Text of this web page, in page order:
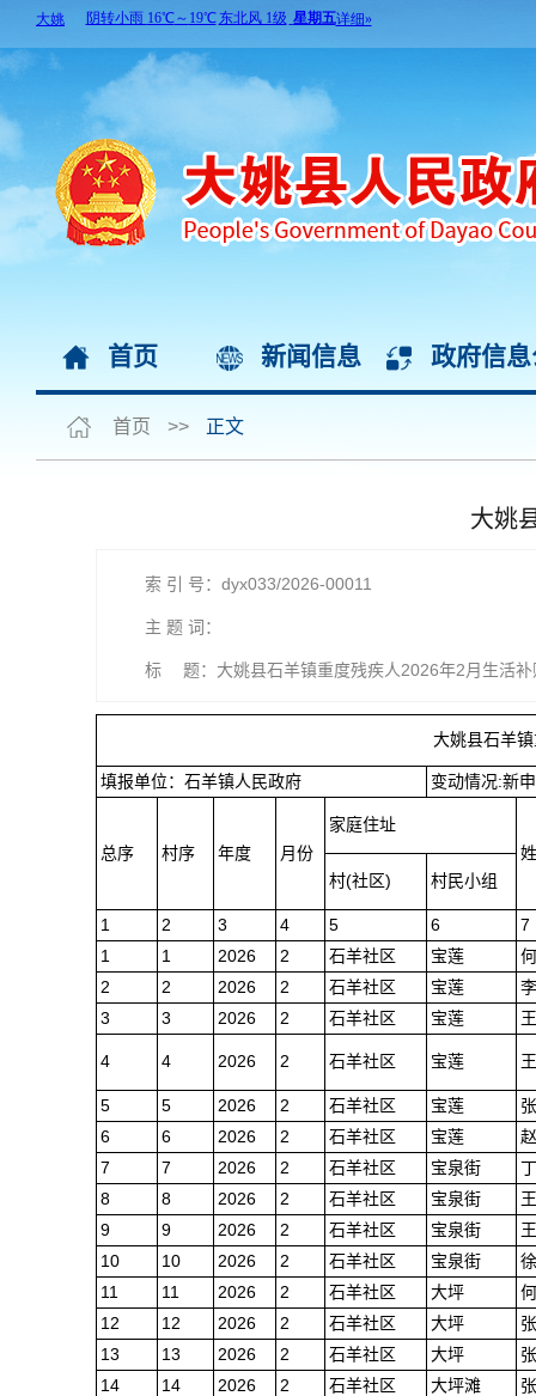
首页 新闻信息 政府信
首页 >> 正文
大姚
索 引 号：dyx033/2026-00011
主 题 词：
标 题：大姚县石羊镇重度残疾人2026年2月生活补
大姚县石羊
填报单位：石羊镇人民政府 变动情况:新
总序 村序 年度 月份
家庭住址
村(社区)
村民小组
1 2 3 4 5 6
7
1
1 2026 2 石羊社区 宝莲
2
2 2026 2 石羊社区 宝莲
3
3 2026 2 石羊社区 宝莲
4 4 2026 2 石羊社区 宝莲
5 5 2026 2 石羊社区 宝莲
6
6 2026 2 石羊社区 宝莲
7
7 2026 2 石羊社区 宝泉街
8
8 2026 2 石羊社区 宝泉街
9
9 2026 2 石羊社区 宝泉街
10
10 2026 2 石羊社区 宝泉街
11
11 2026 2 石羊社区 大坪
12
12 2026 2 石羊社区 大坪
13
13 2026 2 石羊社区 大坪
14
14 2026 2 石羊社区 大坪滩